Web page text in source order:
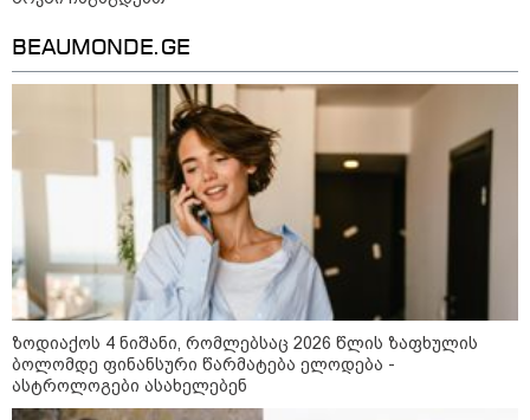
გარემოს ეროვნული სააგენტოს
ინფორმაციით, 9-11 აგვისტოს
საქართველოში მოსალოდნელია
დროგამოშვებით წვიმა
ვახტანგ კაპანაძე - დიახ, ომი
დაიწყო რუსეთმა და წერტილი!
აშშ-მა საქართველოში
BEAUMONDE.GE
ზოდიაქოს 4 ნიშანი, რომლებსაც 2026 წლის ზაფხულის
ბოლომდე ფინანსური წარმატება ელოდება -
ასტროლოგები ასახელებენ